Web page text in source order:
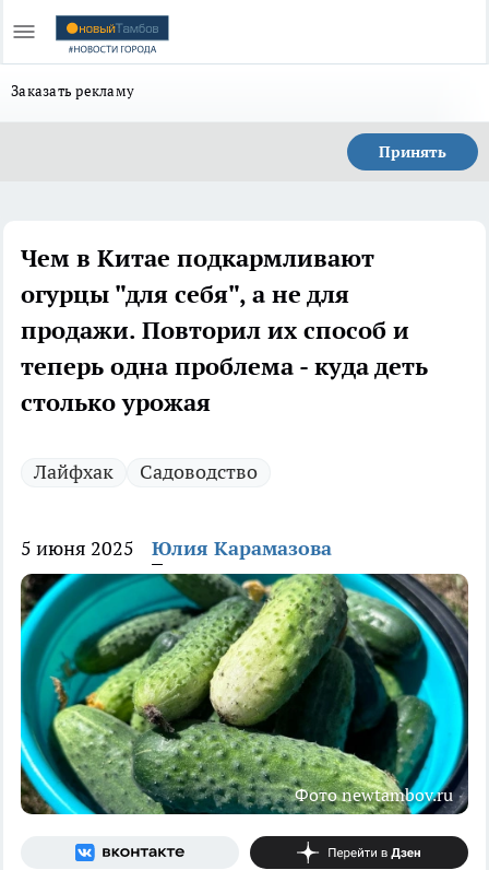
Заказать рекламу
Принять
Чем в Китае подкармливают
огурцы "для себя", а не для
продажи. Повторил их способ и
теперь одна проблема - куда деть
столько урожая
Лайфхак Садоводство
5 июня 2025 Юлия Карамазова
Фото newtambov.ru